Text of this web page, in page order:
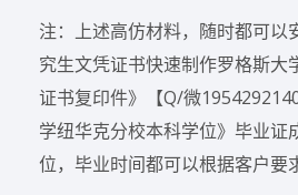
注：上述高仿材料，随时都可以
究生文凭证书快速制作罗格斯大
证书复印件》【Q/微
学纽华克分校本科学位》毕业证
位，毕业时间都可以根据客户要